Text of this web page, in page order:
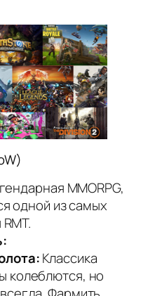
MMORPG,
одной из самых
Классика
колеблются, но